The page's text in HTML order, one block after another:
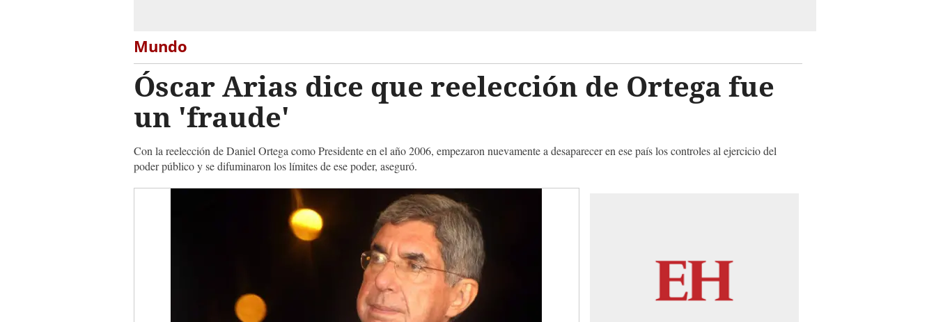
Mundo
Óscar Arias dice que reelección de Ortega fue
un 'fraude'
Con la reelección de Daniel Ortega como Presidente en el año 2006, empezaron nuevamente a desaparecer en ese país los controles al ejercicio del
poder público y se difuminaron los límites de ese poder, aseguró.